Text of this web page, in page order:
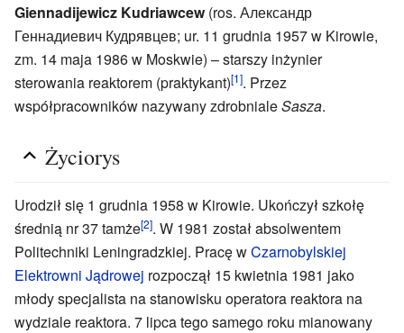
Giennadijewicz Kudriawcew(ros. Александр
Геннадиевич Кудрявцев; ur. 11 grudnia 1957 w Kirowie,
zm. 14 maja 1986 w Moskwie) – starszy inżynier
sterowania reaktorem (praktykant)[1]. Przez
współpracowników nazywany zdrobnialeSasza.
Życiorys
Urodził się 1 grudnia 1958 w Kirowie. Ukończył szkołę
średnią nr 37 tamże[2]. W 1981 został absolwentem
Politechniki Leningradzkiej. Pracę wCzarnobylskiej
Elektrowni Jądrowej rozpoczął 15 kwietnia 1981 jako
młody specjalista na stanowisku operatora reaktora na
wydziale reaktora. 7 lipca tego samego roku mianowany